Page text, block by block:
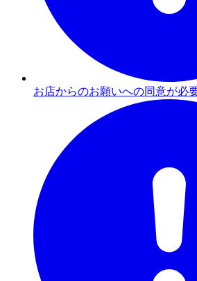
お店からのお願いへの同意が必